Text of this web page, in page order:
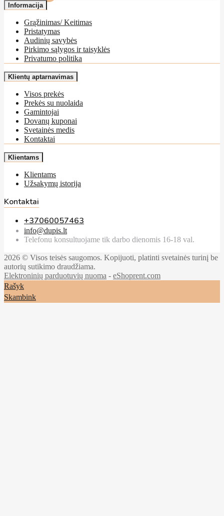
Informacija
Grąžinimas/ Keitimas
Pristatymas
Audinių savybės
Pirkimo sąlygos ir taisyklės
Privatumo politika
Klientų aptarnavimas
Visos prekės
Prekės su nuolaida
Gamintojai
Dovanų kuponai
Svetainės medis
Kontaktai
Klientams
Klientams
Užsakymų istorija
Kontaktai
+37060057463
info@dupis.lt
Telefonu konsultuojame tik darbo dienomis 16-18 val.
2026 © Visos teisės saugomos. Kopijuoti, platinti svetainės turinį be
autorių sutikimo draudžiama.
Elektroninių parduotuvių nuoma - eShoprent.com
Rašyk
Skambink